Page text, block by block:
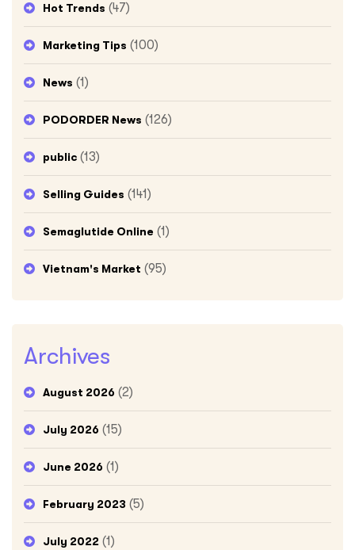
Hot Trends (47)
Marketing Tips (100)
News (1)
PODORDER News (126)
public (13)
Selling Guides (141)
Semaglutide Online (1)
Vietnam's Market (95)
Archives
August 2026 (2)
July 2026 (15)
June 2026 (1)
February 2023 (5)
July 2022 (1)